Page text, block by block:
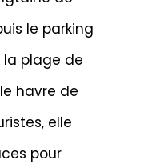
le parking
la plage de
havre de
elle
pour